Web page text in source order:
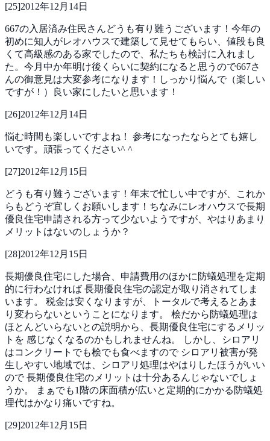
[25]2012年12月14日
667の入居済み住民さんどうも有り難うございます！今年の
初めに知人がレオハウスで建築して見せてもらい、値段も良
くて高級感のある家でしたので、私たちも検討に入れまし
た。今月中か年明け後くらいに契約になると思うので667さ
んの御意見は大変参考になります！しっかり悩んで（楽しい
ですが！）良い家にしたいと思います！
[26]2012年12月14日
悩む時間も楽しいですよね！ 参考になったならとても嬉し
いです。頑張ってください^ ^
[27]2012年12月15日
どうも有り難うございます！年末で忙しい中ですが、これか
らもどうぞ宜しくお願いします！ちなみにレオハウスで長期
優良住宅申請される方って少ないようですが、やはりあまり
メリットはないのしょうか？
[28]2012年12月15日
長期優良住宅にした場合、申請費用のほかに防蟻処理を定期
的に行わなければ 長期優良住宅の認定が取り消されてしま
います。 税金は安くなりますが、トータルで考えるとあま
り変わらないということになります。 桧だから防蟻処理は
ほとんどいらないとの説明から、長期優良住宅にするメリッ
トを 感じなくなるのかもしれませんね。
しかし、シロアリ
はコンクリートでも桧でも食べますので シロアリ被害が発
生しやすい地域では、シロアリ処理はやはりしたほうがいい
ので長期優良住宅のメリットは十分あるんじゃないでしょ
うか。
まぁでも1階の床面積が広いと定期的にかかる防蟻処
理代はかなり痛いですね。
[29]2012年12月15日